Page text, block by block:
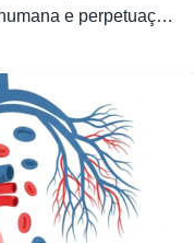
e perpetuação